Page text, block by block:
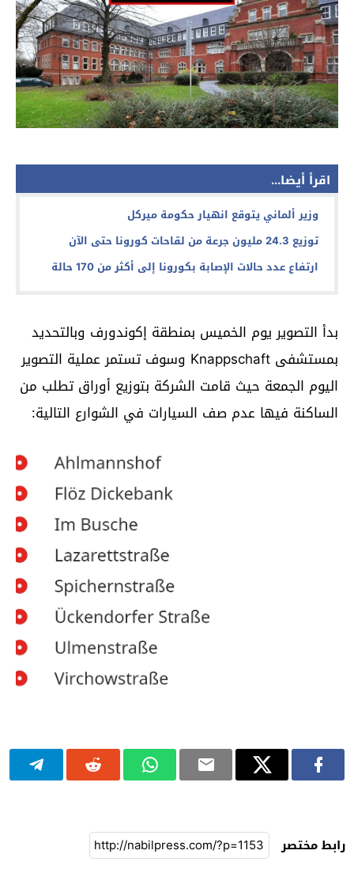
اقرأ أيضا...
وزير ألماني يتوقع انهيار حكومة ميركل
توزيع 24.3 مليون جرعة من لقاحات كورونا حتى الآن
ارتفاع عدد حالات الإصابة بكورونا إلى أكثر من 170 حالة
بدأ التصوير يوم الخميس بمنطقة إكوندورف وبالتحديد
بمستشفى Knappschaft وسوف تستمر عملية التصوير
اليوم الجمعة حيث قامت الشركة بتوزيع أوراق تطلب من
الساكنة فيها عدم صف السيارات في الشوارع التالية:
رابط مختصر